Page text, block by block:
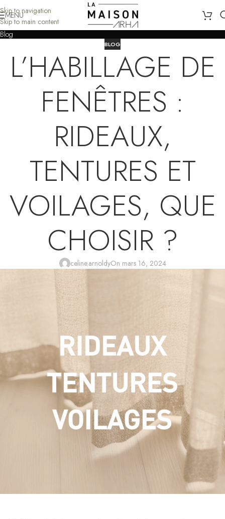
Skip to navigation
Skip to main content
MENU
Blog
BLOG
L’HABILLAGE DE
FENÊTRES :
RIDEAUX,
TENTURES ET
VOILAGES, QUE
CHOISIR ?
celine.arnoldyOn mars 16, 2024